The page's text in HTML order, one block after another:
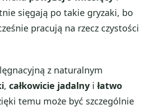
sięgają po takie gryzaki, bo
pracują na rzecz czystości
z naturalnym
, całkowicie jadalny i łatwo
temu może być szczególnie